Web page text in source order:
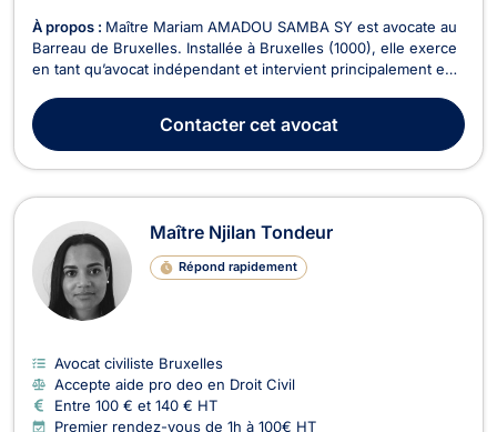
À propos : Maître Mariam AMADOU SAMBA SY est avocate au
Barreau de Bruxelles. Installée à Bruxelles (1000), elle exerce
en tant qu’avocat indépendant et intervient principalement en
de roulage et permis de conduire, et droit pénal. Avocat
vérifié, elle propose un accom...
Contactercet avocat
Maître Njilan Tondeur
Répond rapidement
Avocat civiliste Bruxelles
Accepte aide pro deo en Droit Civil
Entre 100 € et 140 € HT
Premier rendez-vous de 1h à 100€ HT